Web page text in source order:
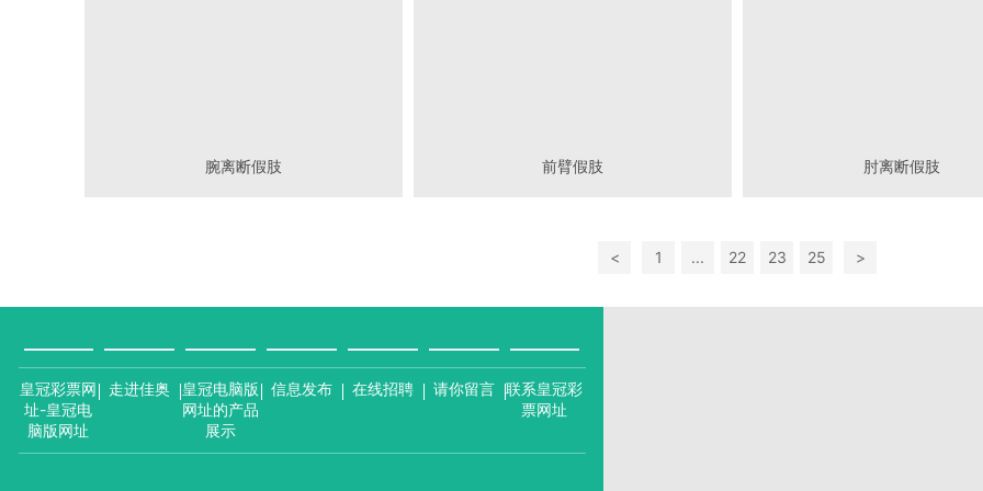
腕离断假肢 前臂假肢 肘离断假肢
< 1 ... 22 23 25 >
皇冠彩票网
址-皇冠电
脑版网址
走进佳奥
皇冠电脑版
网址的产品
展示
信息发布 在线招聘 请你留言
联系皇冠彩
票网址